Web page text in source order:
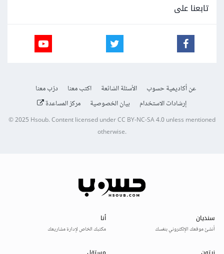
تابعنا على
عن أكاديمية حسوب الأسئلة الشائعة اكتب معنا
درّب معنا
إرشادات الاستخدام
بيان الخصوصية مركز المساعدة
© 2025Hsoub.Content licensed underCC BY-NC-SA 4.0unless mentioned
otherwise.